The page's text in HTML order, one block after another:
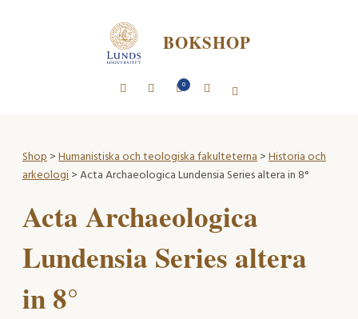
BOKSHOP
0
Shop>Humanistiska och teologiska fakulteterna>Historia och
arkeologi> Acta Archaeologica Lundensia Series altera in 8°
Acta Archaeologica
Lundensia Series altera
in 8°